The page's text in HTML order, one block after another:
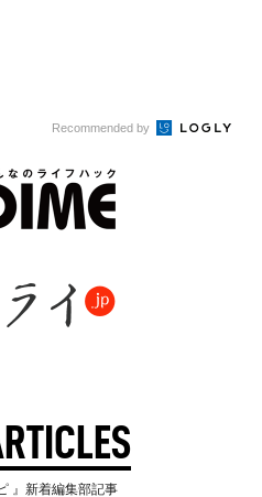
Recommended by
』新着編集部記事